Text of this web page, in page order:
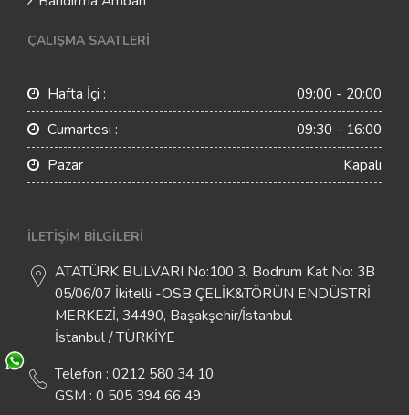
ÇALIŞMA SAATLERI
Hafta İçi :
09:00 - 20:00
Cumartesi :
09:30 - 16:00
Pazar
Kapalı
İLETIŞIM BILGILERI
ATATÜRK BULVARI No:100 3. Bodrum Kat No: 3B
05/06/07 İkitelli -OSB ÇELİK&TÖRÜN ENDÜSTRİ
MERKEZİ, 34490, Başakşehir/İstanbul
İstanbul / TÜRKİYE
Telefon : 0212 580 34 10
GSM : 0 505 394 66 49